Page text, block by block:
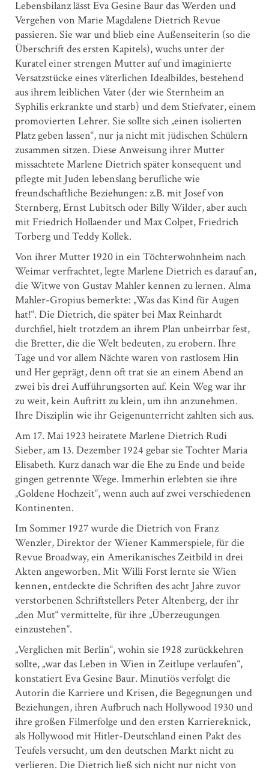
Lebensbilanz lässt Eva Gesine Baur das Werden und
Vergehen von Marie Magdalene Dietrich Revue
passieren. Sie war und blieb eine Außenseiterin (so die
Überschrift des ersten Kapitels), wuchs unter der
Kuratel einer strengen Mutter auf und imaginierte
Versatzstücke eines väterlichen Idealbildes, bestehend
aus ihrem leiblichen Vater (der wie Sternheim an
Syphilis erkrankte und starb) und dem Stiefvater, einem
promovierten Lehrer. Sie sollte sich „einen isolierten
Platz geben lassen“, nur ja nicht mit jüdischen Schülern
zusammen sitzen. Diese Anweisung ihrer Mutter
missachtete Marlene Dietrich später konsequent und
pflegte mit Juden lebenslang berufliche wie
freundschaftliche Beziehungen: z.B. mit Josef von
Sternberg, Ernst Lubitsch oder Billy Wilder, aber auch
mit Friedrich Hollaender und Max Colpet, Friedrich
Torberg und Teddy Kollek.
Von ihrer Mutter 1920 in ein Töchterwohnheim nach
Weimar verfrachtet, legte Marlene ­Dietrich es darauf an,
die Witwe von Gustav ­Mahler kennen zu lernen. Alma
Mahler-Gropius bemerkte: „Was das Kind für Augen
hat!“. Die Dietrich, die später bei Max Reinhardt
durchfiel, hielt trotzdem an ihrem Plan unbeirrbar fest,
die Bretter, die die Welt bedeuten, zu erobern. Ihre
Tage und vor allem Nächte waren von rastlosem Hin
und Her geprägt, denn oft trat sie an einem Abend an
zwei bis drei Aufführungsorten auf. Kein Weg war ihr
zu weit, kein Auftritt zu klein, um ihn anzunehmen.
Ihre Disziplin wie ihr Geigenunterricht zahlten sich aus.
Am 17. Mai 1923 heiratete Marlene Dietrich Rudi
Sieber, am 13. Dezember 1924 gebar sie Tochter Maria
Elisabeth. Kurz danach war die Ehe zu Ende und beide
gingen getrennte Wege. Immerhin erlebten sie ihre
„Goldene Hochzeit“, wenn auch auf zwei verschiedenen
Kontinenten.
Im Sommer 1927 wurde die Dietrich von Franz
Wenzler, Direktor der Wiener Kammerspiele, für die
Revue Broadway, ein Amerikanisches Zeitbild in drei
Akten angeworben. Mit Willi Forst lernte sie Wien
kennen, entdeckte die Schriften des acht Jahre zuvor
verstorbenen Schriftstellers Peter Altenberg, der ihr
„den Mut“ vermittelte, für ihre „Überzeugungen
einzustehen“.
„Verglichen mit Berlin“, wohin sie 1928 zurückkehren
sollte, „war das Leben in Wien in Zeitlupe verlaufen“,
konstatiert Eva Gesine Baur. Minutiös verfolgt die
Autorin die Karriere und Krisen, die Begegnungen und
Beziehungen, ihren Aufbruch nach Hollywood 1930 und
ihre großen Filmerfolge und den ersten Karriereknick,
als Hollywood mit ­Hitler-Deutschland einen Pakt des
Teufels versucht, um den deutschen Markt nicht zu
verlieren. Die Dietrich ließ sich nicht nur nicht von